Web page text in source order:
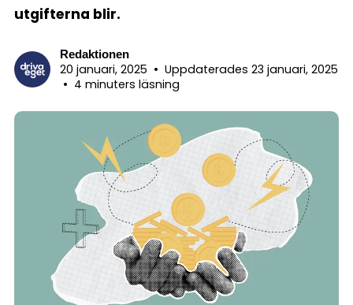
utgifterna blir.
Redaktionen
20 januari, 2025 • Uppdaterades 23 januari, 2025
• 4 minuters läsning